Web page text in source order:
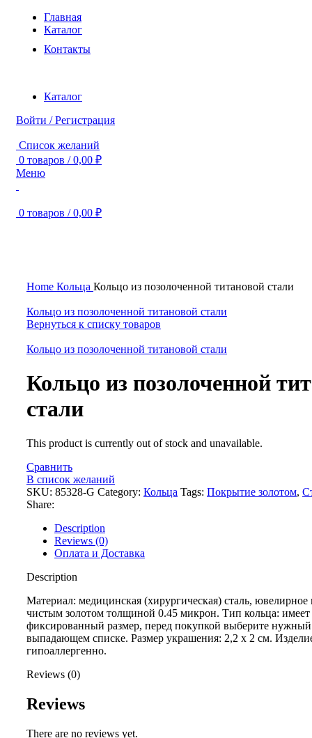
Главная
Каталог
Контакты
Каталог
Войти / Регистрация
Список желаний
0 товаров / 0,00 ₽
Меню
0 товаров / 0,00 ₽
Home Кольца Кольцо из позолоченной титановой стали
Кольцо из позолоченной титановой стали
Вернуться к списку товаров
Кольцо из позолоченной титановой стали
Кольцо из позолоченной
стали
This product is currently out of stock and unavailable.
Сравнить
В список желаний
SKU: 85328-G Category: Кольца Tags: Покрытие золотом,
Share:
Description
Reviews (0)
Оплата и Доставка
Description
Материал: медицинская (хирургическая) сталь,
чистым золотом толщиной 0.45 микрон. Тип кольца: имеет
фиксированный размер, перед покупкой выберите нужный
выпадающем списке. Размер украшения: 2,2 x 2 см.
гипоаллергенно.
Reviews (0)
Reviews
There are no reviews yet.